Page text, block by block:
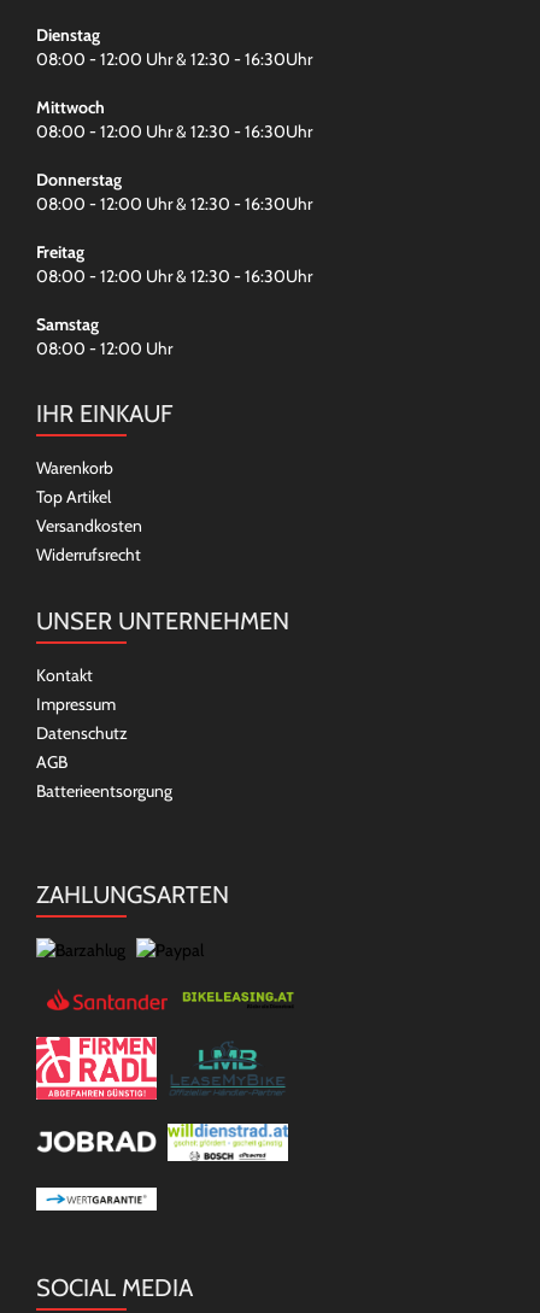
Dienstag
08:00 - 12:00 Uhr & 12:30 - 16:30Uhr
Mittwoch
08:00 - 12:00 Uhr & 12:30 - 16:30Uhr
Donnerstag
08:00 - 12:00 Uhr & 12:30 - 16:30Uhr
Freitag
08:00 - 12:00 Uhr & 12:30 - 16:30Uhr
Samstag
08:00 - 12:00 Uhr
IHR EINKAUF
Warenkorb
Top Artikel
Versandkosten
Widerrufsrecht
UNSER UNTERNEHMEN
Kontakt
Impressum
Datenschutz
AGB
Batterieentsorgung
ZAHLUNGSARTEN
SOCIAL MEDIA